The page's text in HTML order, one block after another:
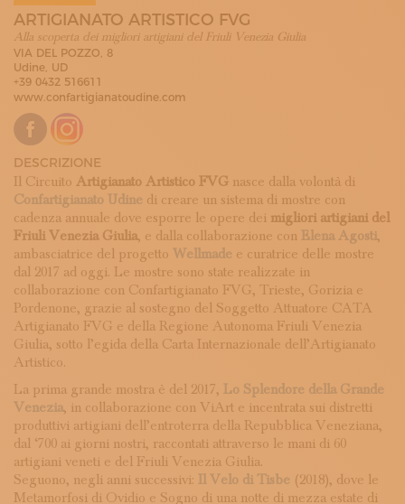
ISCRIVITI ALLA NEWSLETTER
SOSTIENICI
MAGAZINE
TUTTI I CONTENUTI
NEWS
INTERVISTE
ITINERARI
ISCRIVITI
LOGIN
ARTIGIANATO ARTISTICO FVG
Alla scoperta dei migliori artigiani del Friuli Venezia Giulia
VIA DEL POZZO, 8
Udine, UD
+39 0432 516611
www.confartigianatoudine.com
DESCRIZIONE
Il Circuito Artigianato Artistico FVG nasce dalla volontà di
Confartigianato Udine di creare un sistema di mostre con
cadenza annuale dove esporre le opere dei migliori artigiani del
Friuli Venezia Giulia, e dalla collaborazione con Elena Agosti,
ambasciatrice del progetto Wellmade e curatrice delle mostre
dal 2017 ad oggi. Le mostre sono state realizzate in
collaborazione con Confartigianato FVG, Trieste, Gorizia e
Pordenone, grazie al sostegno del Soggetto Attuatore CATA
Artigianato FVG e della Regione Autonoma Friuli Venezia
Giulia, sotto l’egida della Carta Internazionale dell’Artigianato
Artistico.
La prima grande mostra è del 2017, Lo Splendore della Grande
Venezia, in collaborazione con ViArt e incentrata sui distretti
produttivi artigiani dell’entroterra della Repubblica Veneziana,
dal ‘700 ai giorni nostri, raccontati attraverso le mani di 60
artigiani veneti e del Friuli Venezia Giulia.
Seguono, negli anni successivi: Il Velo di Tisbe (2018), dove le
Metamorfosi di Ovidio e Sogno di una notte di mezza estate di